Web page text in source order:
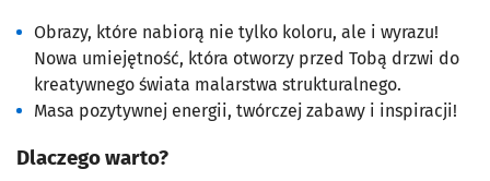
Obrazy, które nabiorą nie tylko koloru, ale i wyrazu!
Nowa umiejętność, która otworzy przed Tobą drzwi do
kreatywnego świata malarstwa strukturalnego.
Masa pozytywnej energii, twórczej zabawy i inspiracji!
Dlaczego warto?